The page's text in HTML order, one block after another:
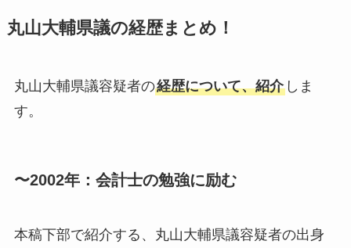
丸山大輔県議の経歴まとめ！
丸山大輔県議容疑者の経歴について、紹介しま
す。
〜2002年：会計士の勉強に励む
本稿下部で紹介する、丸山大輔県議容疑者の出身